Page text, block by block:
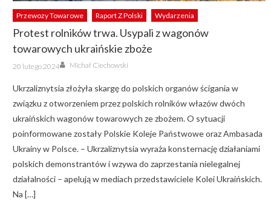
Przewozy Towarowe Raport Z Polski Wydarzenia
Protest rolników trwa. Usypali z wagonów
towarowych ukraińskie zboże
Posted
on
20 lutego 2024 Author
Michał Ciechowski
Ukrzaliznytsia złożyła skargę do polskich organów ścigania w
związku z otworzeniem przez polskich rolników włazów dwóch
ukraińskich wagonów towarowych ze zbożem. O sytuacji
poinformowane zostały Polskie Koleje Państwowe oraz Ambasada
Ukrainy w Polsce. – Ukrzaliznytsia wyraża konsternację działaniami
polskich demonstrantów i wzywa do zaprzestania nielegalnej
działalności – apelują w mediach przedstawiciele Kolei Ukraińskich.
Na […]